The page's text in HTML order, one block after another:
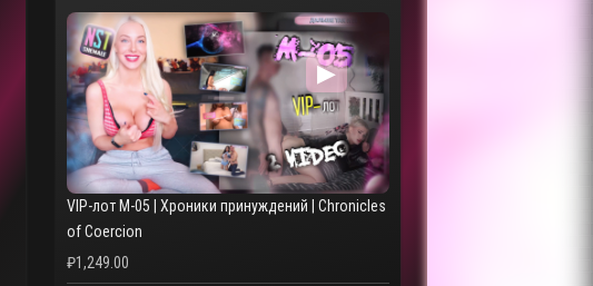
▶
VIP-лот M-05 | Хроники принуждений | Chronicles
of Coercion
₽1,249.00